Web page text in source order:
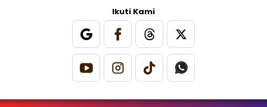
Ikuti Kami